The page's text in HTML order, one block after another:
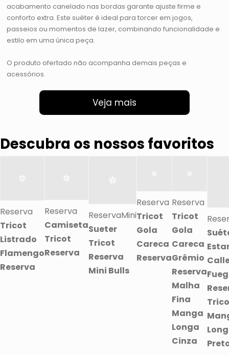
acabamento canelado nas bordas garante ajuste firme e
conforto extra. Este suéter é ideal para torcer em jogos,
passeios ou momentos de lazer, combinando funcionalidade e
estilo em uma única peça.
O produto ofertado não acompanha demais peças e
acessórios.
Veja mais
Descubra os nossos favoritos
Reserva
Tricot
Listrado
Flamengo
Reserva
Reserva
Camiseta
Tricot
Reserva
ReservaMini
Sueter
Tricot
Reserva
Mini Bulls
Reserva
Tricot
Gola
Careca
Reserva
Reserva
Tricot
Gola
Careca
Grêmio
Reserva
Malha
Fina
Manga
Longa
Cinza